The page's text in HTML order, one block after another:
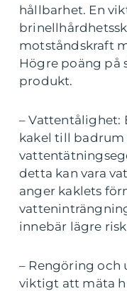
hållbarhet. En
motståndskraft
Högre poäng på
produkt.
– Vattentålighet:
kakel till badrum
detta kan vara
anger kaklets
innebär lägre
– Rengöring och
viktigt att mäta